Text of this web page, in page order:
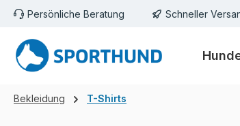
Hauptinhalt springen
Zur Suche springen
Zur Hauptnavigation springen
Persönliche Beratung Schneller
Bekleidung T-Shirts